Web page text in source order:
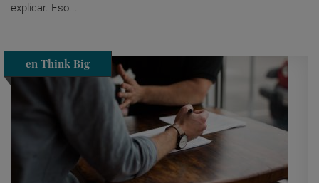
explicar. Eso...
en Think Big